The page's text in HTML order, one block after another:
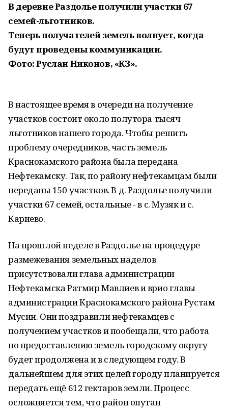
В деревне Раздолье получили участки 67
семей-льготников.
Теперь получателей земель волнует, когда
будут проведены коммуникации.
Фото: Руслан Никонов, «КЗ».
В настоящее время в очереди на получение
участков состоит около полутора тысяч
льготников нашего города. Чтобы решить
проблему очередников, часть земель
Краснокамского района была передана
Нефтекамску. Так, по району нефтекамцам были
переданы 150 участков. В д. Раздолье получили
участки 67 семей, остальные - в с. Музяк и с.
Кариево.
На прошлой неделе в Раздолье на процедуре
размежевания земельных наделов
присутствовали глава администрации
Нефтекамска Ратмир Мавлиев и врио главы
администрации Краснокамского района Рустам
Мусин. Они поздравили нефтекамцев с
получением участков и пообещали, что работа
по предоставлению земель городскому округу
будет продолжена и в следующем году. В
дальнейшем для этих целей городу планируется
передать ещё 612 гектаров земли. Процесс
осложняется тем, что район опутан